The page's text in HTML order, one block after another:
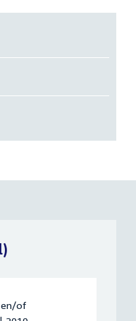
en/of